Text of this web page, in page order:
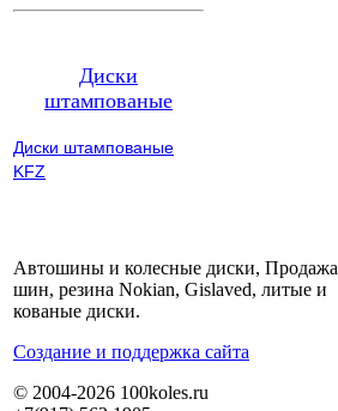
Диски
штампованые
Диски штампованые
KFZ
Автошины и колесные диски, Продажа
шин, резина Nokian, Gislaved, литые и
кованые диски.
Cоздание и поддержка сайта
© 2004-2026 100koles.ru